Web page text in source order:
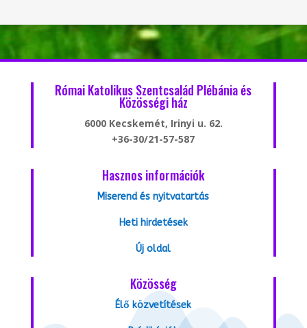
Római Katolikus Szentcsalád Plébánia és
Közösségi ház
6000 Kecskemét, Irinyi u. 62.
+36-30/21-57-587
Hasznos információk
Miserend és nyitvatartás
Heti hirdetések
Új oldal
Közösség
Élő közvetítések